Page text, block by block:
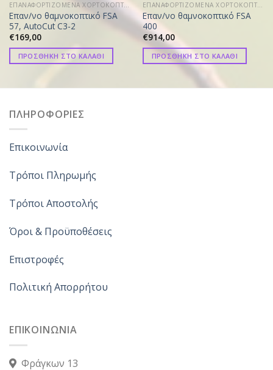
ΕΠΑΝΑΦΟΡΤΙΖΟΜΕΝΑ ΧΟΡΤΟΚΟΠΤΙΚΑ
Επαν/νο θαμνοκοπτικό FSA
57, AutoCut C3-2
€169,00
ΠΡΟΣΘΗΚΗ ΣΤΟ ΚΑΛΑΘΙ
ΕΠΑΝΑΦΟΡΤΙΖΟΜΕΝΑ ΧΟΡΤΟΚΟΠΤΙΚΑ
Επαν/νο θαμνοκοπτικό FSA
400
€914,00
ΠΡΟΣΘΗΚΗ ΣΤΟ ΚΑΛΑΘΙ
ΠΛΗΡΟΦΟΡΙΕΣ
Επικοινωνία
Τρόποι Πληρωμής
Τρόποι Αποστολής
Όροι & Προϋποθέσεις
Επιστροφές
Πολιτική Απορρήτου
ΕΠΙΚΟΙΝΩΝΙΑ
Φράγκων 13